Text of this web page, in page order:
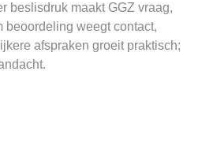
beslisdruk maakt GGZ vraag,
beoordeling weegt contact,
afspraken groeit praktisch;